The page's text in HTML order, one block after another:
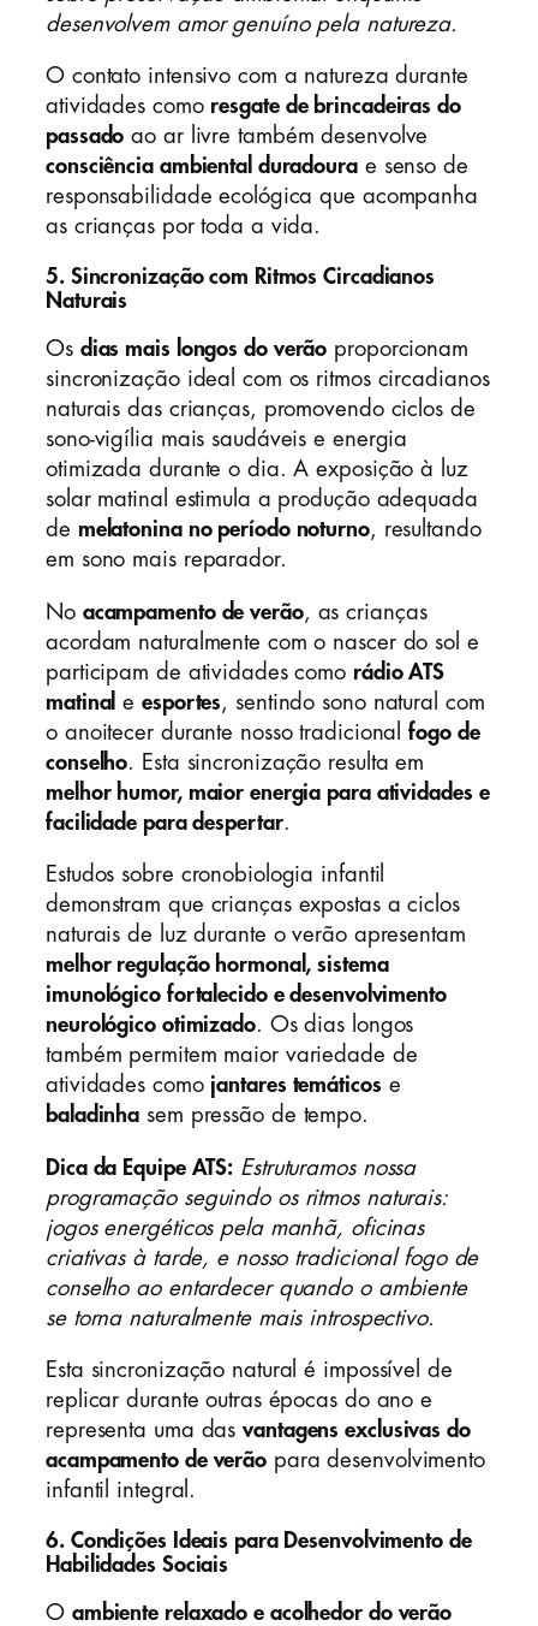
desenvolvem amor genuíno pela natureza.
O contato intensivo com a natureza durante
atividades como resgate de brincadeiras do
passado ao ar livre também desenvolve
consciência ambiental duradourae senso de
responsabilidade ecológica que acompanha
as crianças por toda a vida.
5. Sincronização com Ritmos Circadianos
Naturais
Os dias mais longos do verão proporcionam
sincronização ideal com os ritmos circadianos
naturais das crianças, promovendo ciclos de
sono-vigília mais saudáveis e energia
otimizada durante o dia. A exposição à luz
solar matinal estimula a produção adequada
de melatonina no período noturno, resultando
em sono mais reparador.
No acampamento de verão, as crianças
acordam naturalmente com o nascer do sol e
participam de atividades como rádio ATS
matinal eesportes , sentindo sono natural com
o anoitecer durante nosso tradicionalfogo de
conselho . Esta sincronização resulta em
melhor humor, maior energia para atividades e
facilidade para despertar.
Estudos sobre cronobiologia infantil
demonstram que crianças expostas a ciclos
naturais de luz durante o verão apresentam
melhor regulação hormonal, sistema
imunológico fortalecido e desenvolvimento
neurológico otimizado. Os dias longos
também permitem maior variedade de
atividades como jantares temáticos e
baladinha sem pressão de tempo.
Dica da Equipe ATS: Estruturamos nossa
programação seguindo os ritmos naturais:
jogos energéticos pela manhã, oficinas
criativas à tarde, e nosso tradicional fogo de
conselho ao entardecer quando o ambiente
se torna naturalmente mais introspectivo.
Esta sincronização natural é impossível de
replicar durante outras épocas do ano e
representa uma dasvantagens exclusivas do
acampamento de verão para desenvolvimento
infantil integral.
6. Condições Ideais para Desenvolvimento de
Habilidades Sociais
O ambiente relaxado e acolhedor do verão